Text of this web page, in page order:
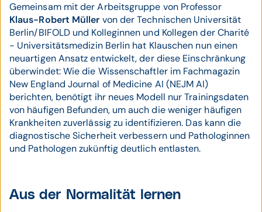
Gemeinsam mit der Arbeitsgruppe von Professor
Klaus-Robert Müller von der Technischen Universität
Berlin/BIFOLD und Kolleginnen und Kollegen der Charité
- Universitätsmedizin Berlin hat Klauschen nun einen
neuartigen Ansatz entwickelt, der diese Einschränkung
überwindet: Wie die Wissenschaftler im Fachmagazin
New England Journal of Medicine AI (NEJM AI)
berichten, benötigt ihr neues Modell nur Trainingsdaten
von häufigen Befunden, um auch die weniger häufigen
Krankheiten zuverlässig zu identifizieren. Das kann die
diagnostische Sicherheit verbessern und Pathologinnen
und Pathologen zukünftig deutlich entlasten.
Aus der Normalität lernen